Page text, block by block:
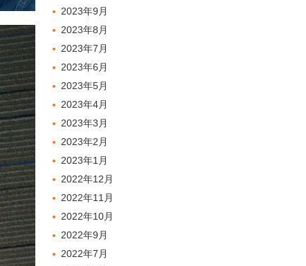
2023年9月
2023年8月
2023年7月
2023年6月
2023年5月
2023年4月
2023年3月
2023年2月
2023年1月
2022年12月
2022年11月
2022年10月
2022年9月
2022年7月